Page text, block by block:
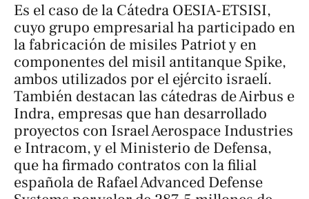
Es el caso de la Cátedra OESIA-ETSISI,
cuyo grupo empresarial ha participado en
la fabricación de misiles Patriot y en
componentes del misil antitanque Spike,
ambos utilizados por el ejército israelí.
También destacan las cátedras de Airbus e
Indra, empresas que han desarrollado
proyectos con Israel Aerospace Industries
e Intracom, y el Ministerio de Defensa,
que ha firmado contratos con la filial
española de Rafael Advanced Defense